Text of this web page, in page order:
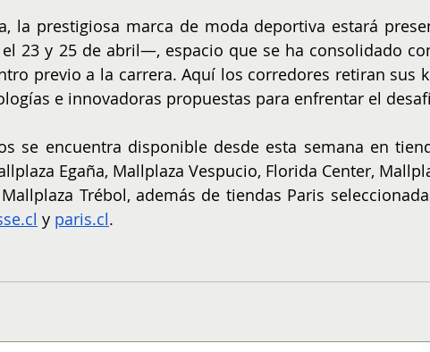
la prestigiosa marca de moda deportiva estará
23 y 25 de abril—, espacio que se ha consolidado
previo a la carrera. Aquí los corredores retiran sus
e innovadoras propuestas para enfrentar el
se encuentra disponible desde esta semana en
Egaña, Mallplaza Vespucio, Florida Center,
Trébol, además de tiendas Paris
y paris.cl.